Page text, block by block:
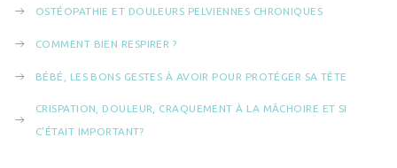
OSTÉOPATHIE ET DOULEURS PELVIENNES CHRONIQUES
COMMENT BIEN RESPIRER ?
BÉBÉ, LES BONS GESTES À AVOIR POUR PROTÉGER SA TÊTE
CRISPATION, DOULEUR, CRAQUEMENT À LA MÂCHOIRE ET SI
C’ÉTAIT IMPORTANT?